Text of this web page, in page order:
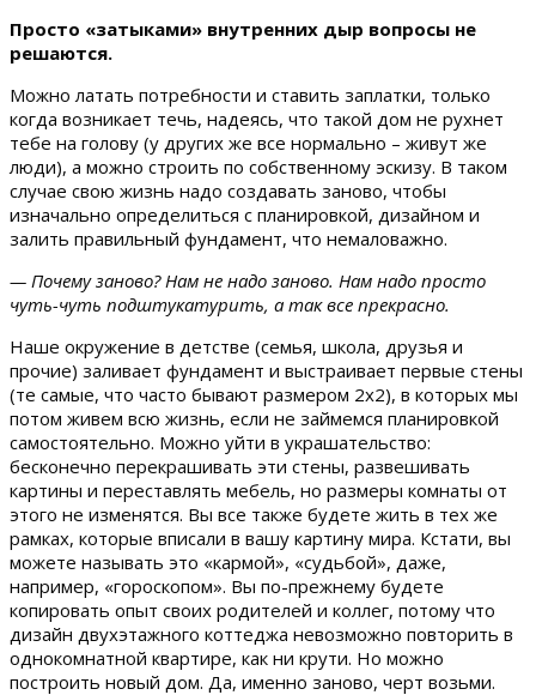
Просто «затыками» внутренних дыр вопросы не
решаются.
Можно латать потребности и ставить заплатки, только
когда возникает течь, надеясь, что такой дом не рухнет
тебе на голову (у других же все нормально – живут же
люди), а можно строить по собственному эскизу. В таком
случае свою жизнь надо создавать заново, чтобы
изначально определиться с планировкой, дизайном и
залить правильный фундамент, что немаловажно.
— Почему заново? Нам не надо заново. Нам надо просто
чуть-чуть подштукатурить, а так все прекрасно.
Наше окружение в детстве (семья, школа, друзья и
прочие) заливает фундамент и выстраивает первые стены
(те самые, что часто бывают размером 2х2), в которых мы
потом живем всю жизнь, если не займемся планировкой
самостоятельно. Можно уйти в украшательство:
бесконечно перекрашивать эти стены, развешивать
картины и переставлять мебель, но размеры комнаты от
этого не изменятся. Вы все также будете жить в тех же
рамках, которые вписали в вашу картину мира. Кстати, вы
можете называть это «кармой», «судьбой», даже,
например, «гороскопом». Вы по-прежнему будете
копировать опыт своих родителей и коллег, потому что
дизайн двухэтажного коттеджа невозможно повторить в
однокомнатной квартире, как ни крути. Но можно
построить новый дом. Да, именно заново, черт возьми.